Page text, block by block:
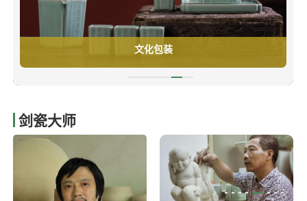
龙泉青瓷密探
剑瓷大师